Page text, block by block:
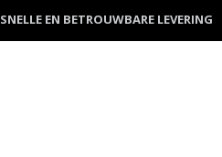
SNELLE EN BETROUWBARE LEVERING